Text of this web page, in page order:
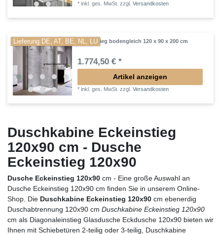
*inkl. ges. MwSt. zzgl.Versandkosten
Lieferung DE, AT, BE, NL, LUEckeinstieg bodengleich 120 x 90 x 200 cm
1.774,50 € *
Artikel anzeigen
*inkl. ges. MwSt. zzgl.Versandkosten
Duschkabine Eckeinstieg
120x90 cm - Dusche
Eckeinstieg 120x90
Dusche Eckeinstieg 120x90 cm - Eine große Auswahl an
Dusche Eckeinstieg 120x90 cm finden Sie in unserem Online-
Shop. Die Duschkabine Eckeinstieg 120x90 cm ebenerdig
Duschabtrennung 120x90 cm Duschkabine Eckeinstieg 120x90
cm als Diagonaleinstieg Glasdusche Eckdusche 120x90 bieten wir
Ihnen mit Schiebetüren 2-teilig oder 3-teilig, Duschkabine